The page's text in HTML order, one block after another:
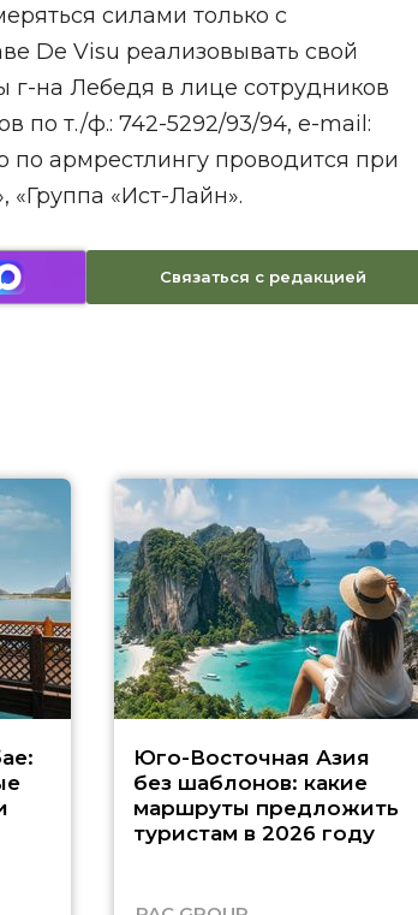
силами только с
De Visu реализовывать свой
г-на Лебедя в лице сотрудников
по т./ф.: 742-5292/93/94, e-mail:
по армрестлингу проводится при
«Группа «Ист-Лайн».
Связаться с редакцией
Юго-Восточная Азия
без шаблонов: какие
маршруты предложить
туристам в 2026 году